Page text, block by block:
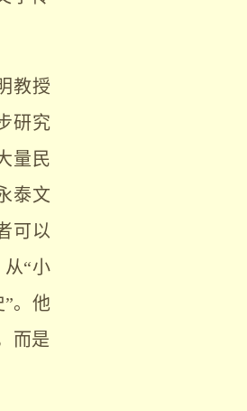
教授
研究
量民
泰文
可以
“小
。他
而是